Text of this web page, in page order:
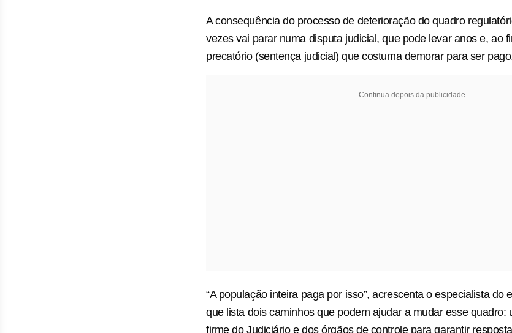
A consequência do processo de deterioração do quadro
vezes vai parar numa disputa judicial, que pode levar anos e, ao
precatório (sentença judicial) que costuma demorar para ser
Continua depois da publicidade
“A população inteira paga por isso”, acrescenta o especialista do
que lista dois caminhos que podem ajudar a mudar esse quadro:
firme do Judiciário e dos órgãos de controle para garantir